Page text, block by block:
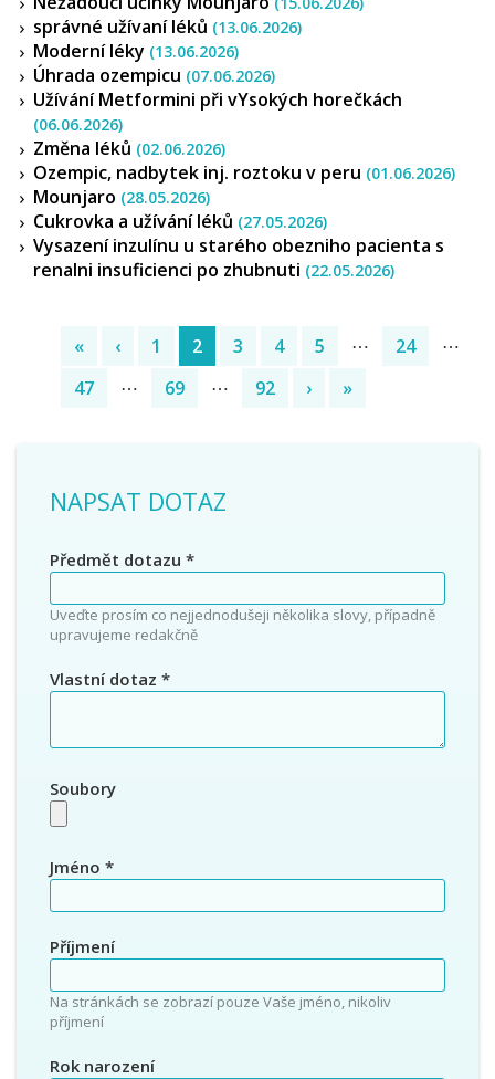
správné užívaní léků (13.06.2026)
Moderní léky (13.06.2026)
Úhrada ozempicu (07.06.2026)
Užívání Metformini při vYsokých horečkách
(06.06.2026)
Změna léků (02.06.2026)
Ozempic, nadbytek inj. roztoku v peru (01.06.2026)
Mounjaro (28.05.2026)
Cukrovka a užívání léků (27.05.2026)
Vysazení inzulínu u starého obezniho pacienta s
renalni insuficienci po zhubnuti (22.05.2026)
« ‹ 1 2 (current)
3 4 5 ⋯ 24
⋯
47
⋯ 69 ⋯ 92 › »
NAPSAT DOTAZ
Předmět dotazu *
Uveďte prosím co nejjednodušeji několika slovy, případně
upravujeme redakčně
Vlastní dotaz *
Soubory
Jméno *
Příjmení
Na stránkách se zobrazí pouze Vaše jméno, nikoliv
příjmení
Rok narození